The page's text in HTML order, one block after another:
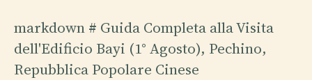
markdown # Guida Completa alla Visita
dell'Edificio Bayi (1° Agosto), Pechino,
Repubblica Popolare Cinese